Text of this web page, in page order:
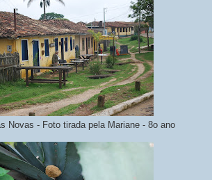
Novas - Foto tirada pela Mariane - 8o ano